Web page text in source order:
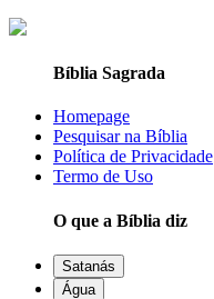
Bíblia Sagrada
Homepage
Pesquisar na Bíblia
Política de Privacidade
Termo de Uso
O que a Bíblia diz
Satanás
Água